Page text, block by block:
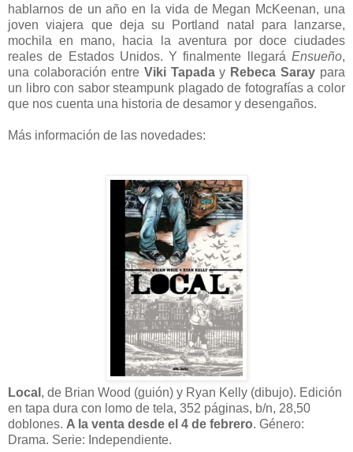
hablarnos de un año en la vida de Megan McKeenan, una
joven viajera que deja su Portland natal para lanzarse,
mochila en mano, hacia la aventura por doce ciudades
reales de Estados Unidos. Y finalmente llegará Ensueño,
una colaboración entre Viki Tapaday Rebeca Saray para
un libro con sabor steampunk plagado de fotografías a color
que nos cuenta una historia de desamor y desengaños.
Más información de las novedades:
Local , de Brian Wood (guión) y Ryan Kelly (dibujo). Edición
en tapa dura con lomo de tela, 352 páginas, b/n, 28,50
doblones. A la venta desde el 4 de febrero. Género:
Drama. Serie: Independiente.